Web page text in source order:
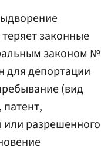
законные
законом №
для депортации
(вид
или разрешенного